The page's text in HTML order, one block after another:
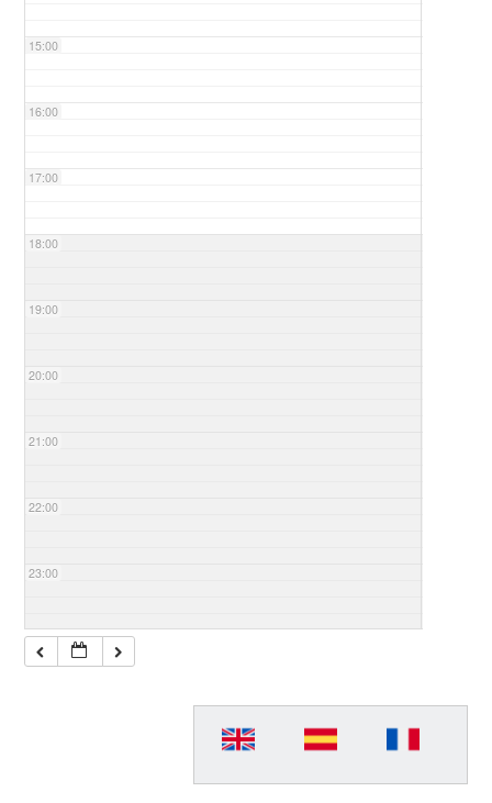
15:00
16:00
17:00
18:00
19:00
20:00
21:00
22:00
23:00